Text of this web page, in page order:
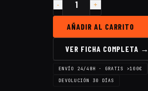
Cantidad
Antena
Furious
para
True-
90º-
AÑADIR AL CARRITO
VER FICHA COMPLETA →
ENVÍO 24/48H · GRATIS >100€
DEVOLUCIÓN 30 DÍAS